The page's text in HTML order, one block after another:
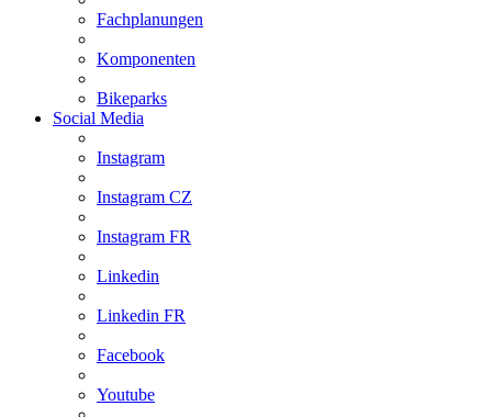
Fachplanungen
Komponenten
Bikeparks
Social Media
Instagram
Instagram CZ
Instagram FR
Linkedin
Linkedin FR
Facebook
Youtube